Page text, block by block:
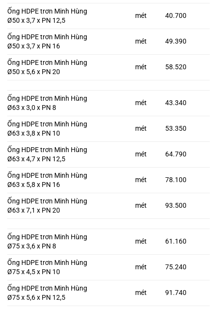
Ống HDPE trơn Minh Hùng
Ø50 x 3,7 x PN 12,5
mét 40.700
Ống HDPE trơn Minh Hùng
Ø50 x 3,7 x PN 16
mét 49.390
Ống HDPE trơn Minh Hùng
Ø50 x 5,6 x PN 20
mét 58.520
Ống HDPE trơn Minh Hùng
Ø63 x 3,0 x PN 8
mét 43.340
Ống HDPE trơn Minh Hùng
Ø63 x 3,8 x PN 10
mét 53.350
Ống HDPE trơn Minh Hùng
Ø63 x 4,7 x PN 12,5
mét 64.790
Ống HDPE trơn Minh Hùng
Ø63 x 5,8 x PN 16
mét 78.100
Ống HDPE trơn Minh Hùng
Ø63 x 7,1 x PN 20
mét 93.500
Ống HDPE trơn Minh Hùng
Ø75 x 3,6 x PN 8
mét 61.160
Ống HDPE trơn Minh Hùng
Ø75 x 4,5 x PN 10
mét 75.240
Ống HDPE trơn Minh Hùng
Ø75 x 5,6 x PN 12,5
mét 91.740